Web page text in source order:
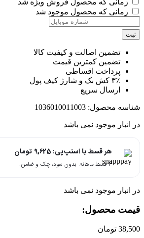
زمانی که محصول موجود شد
تضمین اصالت و کیفیت کالا
تضمین کمترین قیمت
پرداخت اقساطی
۳٪ کش بک و شارژ کیف پول
ارسال سریع
محصول:1036010011003
موجود نمی باشد
هر قسط با اسنپ‌پی:9,625تومان
۴ قسط ماهانه. بدون سود، چک و ضامن.
موجود نمی باشد
محصول:​
تومان